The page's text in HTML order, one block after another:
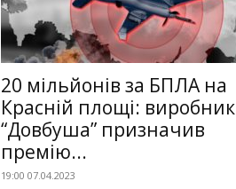
20 мільйонів за БПЛА на
Красній площі: виробник
“Довбуша” призначив
премію...
19:00 07.04.2023